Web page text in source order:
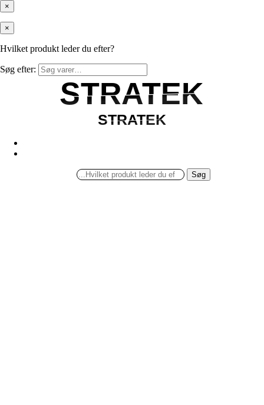
×
×
Hvilket produkt leder du efter?
Søg efter:
STRATEK
STRATEK
STRATEK
STRATEK
Søg